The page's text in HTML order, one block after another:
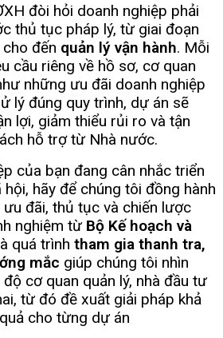
đòi hỏi doanh nghiệp phải
thủ tục pháp lý, từ giai đoạn
cho đến quản lý vận hành. Mỗi
cầu riêng về hồ sơ, cơ quan
những ưu đãi doanh nghiệp
lý đúng quy trình, dự án sẽ
lợi, giảm thiểu rủi ro và tận
hỗ trợ từ Nhà nước.
của bạn đang cân nhắc triển
hãy để chúng tôi đồng hành
đãi, thủ tục và chiến lược
nghiệm từ Bộ Kế hoạch và
quá trình tham gia thanh tra,
mắc giúp chúng tôi nhìn
cơ quan quản lý, nhà đầu tư
từ đó đề xuất giải pháp khả
cho từng dự án